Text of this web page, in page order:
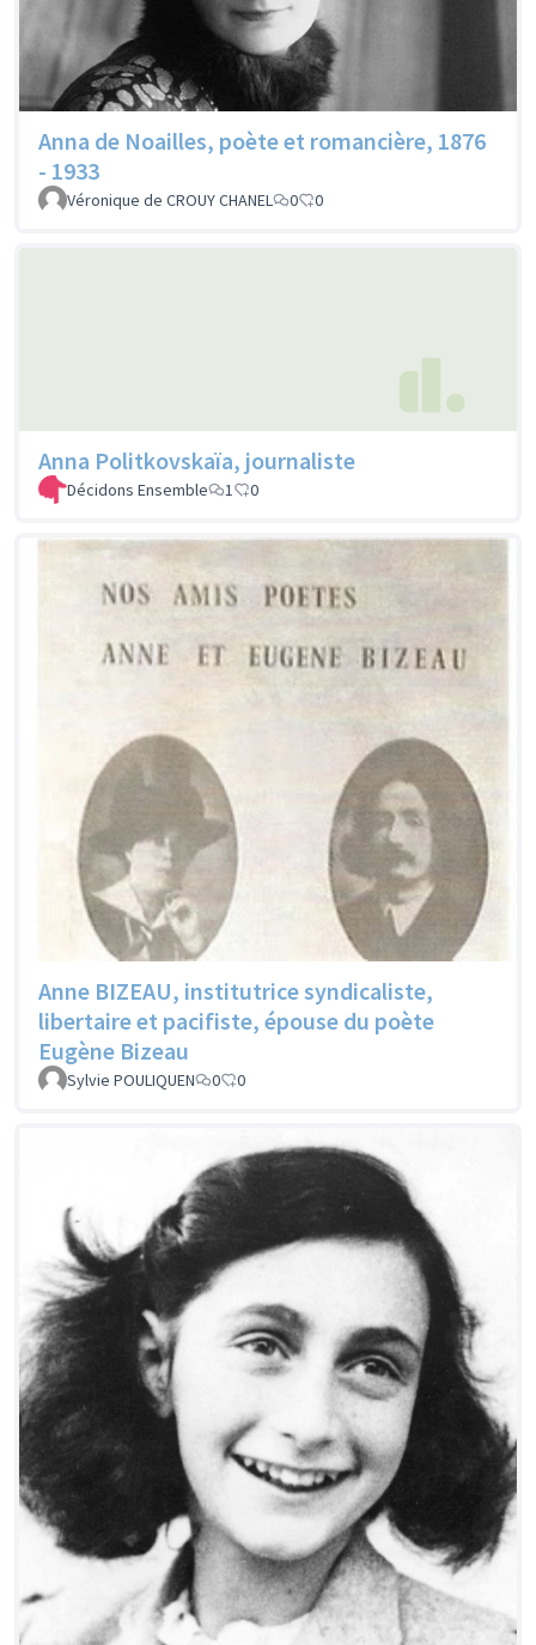
Anna de Noailles, poète et romancière, 1876
- 1933
Véronique de CROUY CHANEL 0 0
Anna Politkovskaïa, journaliste
Décidons Ensemble 1 0
Anne BIZEAU, institutrice syndicaliste,
libertaire et pacifiste, épouse du poète
Eugène Bizeau
Sylvie POULIQUEN 0 0